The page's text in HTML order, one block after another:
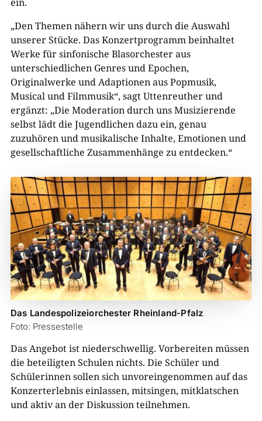
„Den Themen nähern wir uns durch die Auswahl
unserer Stücke. Das Konzertprogramm beinhaltet
Werke für sinfonische Blasorchester aus
unterschiedlichen Genres und Epochen,
Originalwerke und Adaptionen aus Popmusik,
Musical und Filmmusik“, sagt Uttenreuther und
ergänzt: „Die Moderation durch uns Musizierende
selbst lädt die Jugendlichen dazu ein, genau
zuzuhören und musikalische Inhalte, Emotionen und
gesellschaftliche Zusammenhänge zu entdecken.“
Das Landespolizeiorchester Rheinland-Pfalz
Foto: Pressestelle
Das Angebot ist niederschwellig. Vorbereiten müssen
die beteiligten Schulen nichts. Die Schüler und
Schülerinnen sollen sich unvoreingenommen auf das
Konzerterlebnis einlassen, mitsingen, mitklatschen
und aktiv an der Diskussion teilnehmen.